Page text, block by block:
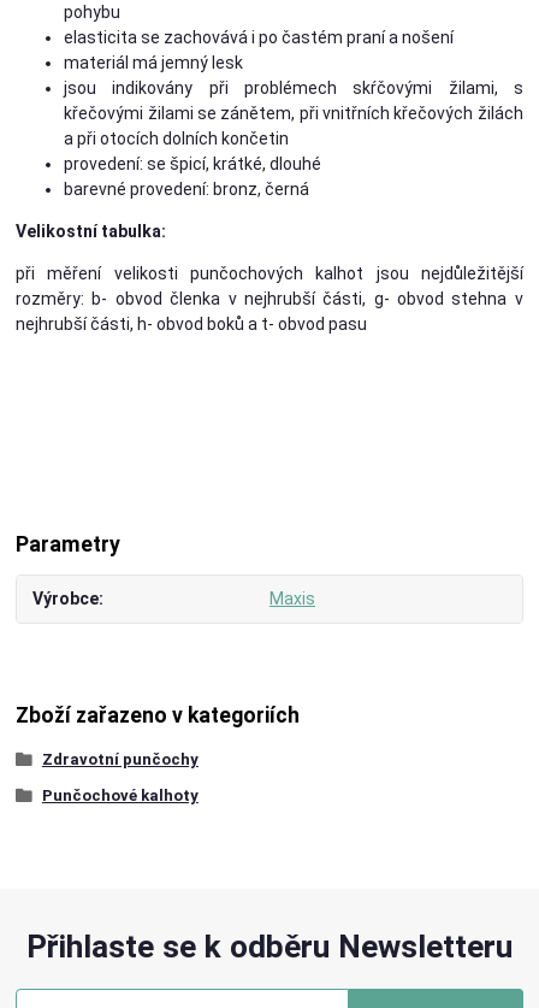
pohybu
elasticita se zachovává i po častém praní a nošení
materiál má jemný lesk
jsou indikovány při problémech skŕčovými žilami, s
křečovými žilami se zánětem, při vnitřních křečových žilách
a při otocích dolních končetin
provedení: se špicí, krátké, dlouhé
barevné provedení: bronz, černá
Velikostní tabulka:
při měření velikosti punčochových kalhot jsou nejdůležitější
rozměry: b- obvod členka v nejhrubší části, g- obvod stehna v
nejhrubší části, h- obvod boků a t- obvod pasu
Parametry
Výrobce Maxis
Zboží zařazeno v kategoriích
Zdravotní punčochy
Punčochové kalhoty
Přihlaste se k odběru Newsletteru